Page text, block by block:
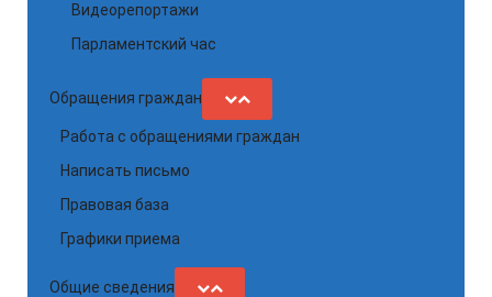
Видеорепортажи
Парламентский час
Обращения граждан
Работа с обращениями граждан
Написать письмо
Правовая база
Графики приема
Общие сведения